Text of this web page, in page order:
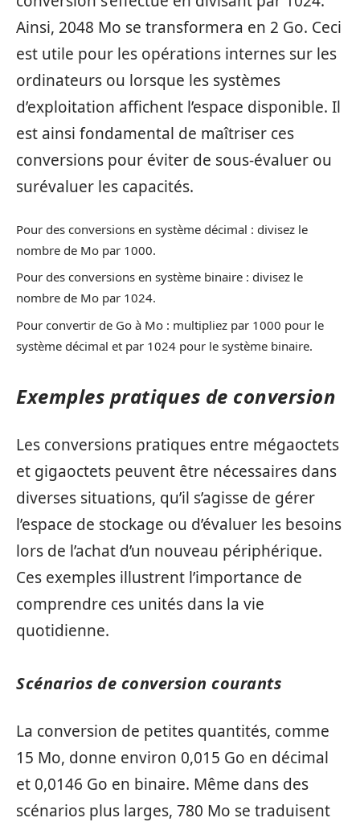
Ainsi, 2048 Mo se transformera en 2 Go. Ceci
est utile pour les opérations internes sur les
ordinateurs ou lorsque les systèmes
d’exploitation affichent l’espace disponible. Il
est ainsi fondamental de maîtriser ces
conversions pour éviter de sous-évaluer ou
surévaluer les capacités.
Pour des conversions en système décimal : divisez le
nombre de Mo par 1000.
Pour des conversions en système binaire : divisez le
nombre de Mo par 1024.
Pour convertir de Go à Mo : multipliez par 1000 pour le
système décimal et par 1024 pour le système binaire.
Exemples pratiques de conversion
Les conversions pratiques entre mégaoctets
et gigaoctets peuvent être nécessaires dans
diverses situations, qu’il s’agisse de gérer
l’espace de stockage ou d’évaluer les besoins
lors de l’achat d’un nouveau périphérique.
Ces exemples illustrent l’importance de
comprendre ces unités dans la vie
quotidienne.
Scénarios de conversion courants
La conversion de petites quantités, comme
15 Mo, donne environ 0,015 Go en décimal
et 0,0146 Go en binaire. Même dans des
scénarios plus larges, 780 Mo se traduisent